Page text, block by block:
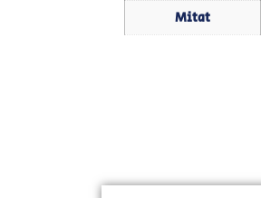
Mitat